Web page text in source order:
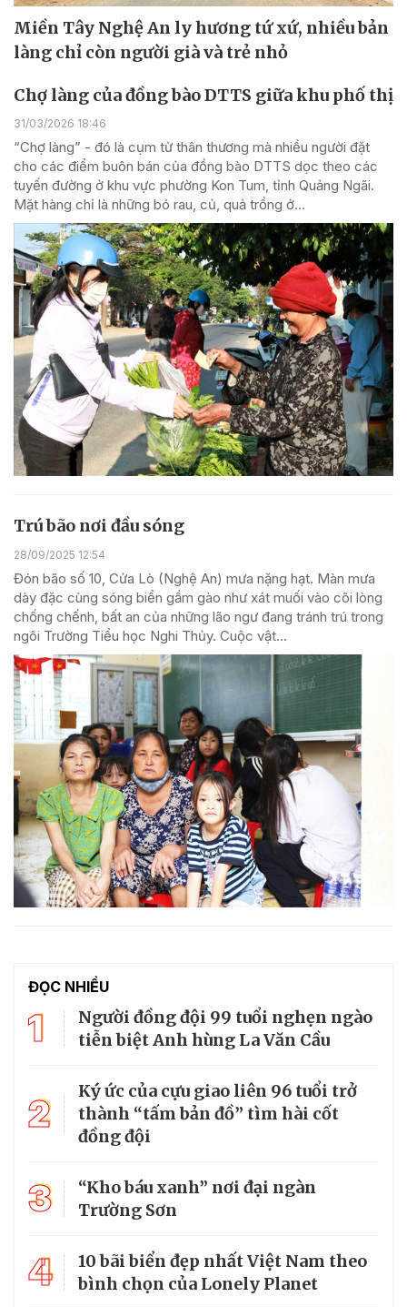
Miền Tây Nghệ An ly hương tứ xứ, nhiều bản
làng chỉ còn người già và trẻ nhỏ
Chợ làng của đồng bào DTTS giữa khu phố thị
31/03/2026 18:46
“Chợ làng” - đó là cụm từ thân thương mà nhiều người đặt
cho các điểm buôn bán của đồng bào DTTS dọc theo các
tuyến đường ở khu vực phường Kon Tum, tỉnh Quảng Ngãi.
Mặt hàng chỉ là những bó rau, củ, quả trồng ở...
Trú bão nơi đầu sóng
28/09/2025 12:54
Đón bão số 10, Cửa Lò (Nghệ An) mưa nặng hạt. Màn mưa
dày đặc cùng sóng biển gầm gào như xát muối vào cõi lòng
chống chếnh, bất an của những lão ngư đang tránh trú trong
ngôi Trường Tiểu học Nghi Thủy. Cuộc vật...
ĐỌC NHIỀU
1
Người đồng đội 99 tuổi nghẹn ngào
tiễn biệt Anh hùng La Văn Cầu
2
Ký ức của cựu giao liên 96 tuổi trở
thành “tấm bản đồ” tìm hài cốt
đồng đội
3
“Kho báu xanh” nơi đại ngàn
Trường Sơn
4
10 bãi biển đẹp nhất Việt Nam theo
bình chọn của Lonely Planet